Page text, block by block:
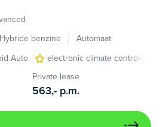
Hybride benzine
Automaat
Auto
electronic climate controle
Private lease
563,- p.m.